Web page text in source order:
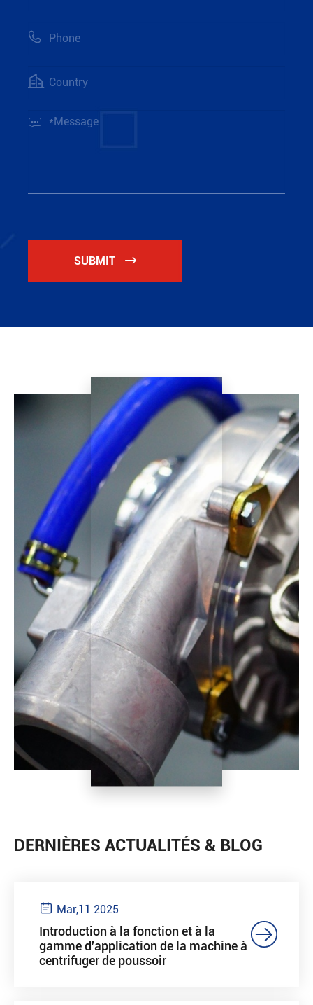



SUBMIT 
DERNIÈRES ACTUALITÉS & BLOG
 Mar,11 2025
Introduction à la fonction et à la
gamme d'application de la machine à
centrifuger de poussoir
